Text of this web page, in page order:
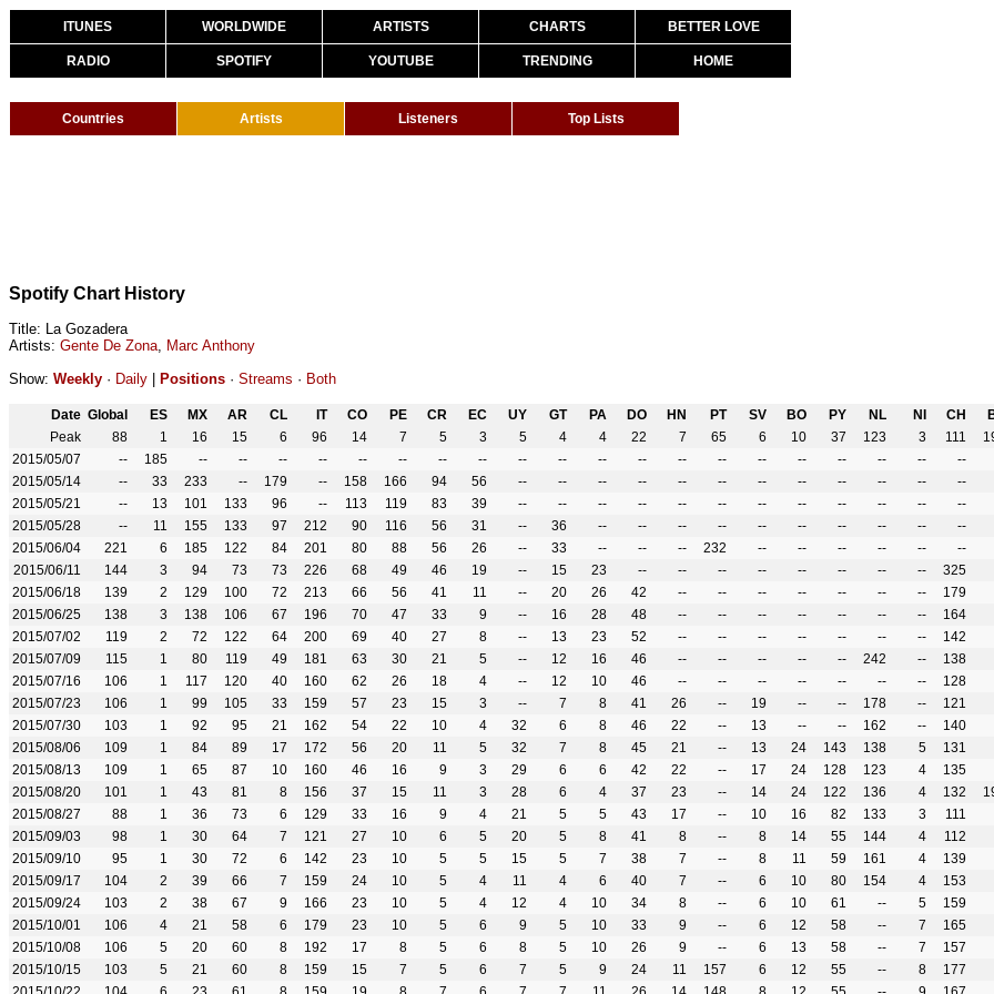
ITUNES WORLDWIDE ARTISTS CHARTS BETTER LOVE
RADIO SPOTIFY YOUTUBE TRENDING HOME
Countries Artists Listeners Top Lists
Spotify Chart History
Title: La Gozadera
Artists: Gente De Zona, Marc Anthony
Show: Weekly · Daily Positions · Streams · Both
Date Global ES MX AR CL IT CO PE CR EC UY GT PA DO HN PT SV BO PY NL NI CH
Peak
88 1 16 15 6 96 14 7 5 3 5 4 4 22 7 65 6 10 37 123 3 111
2015/05/07
-- 185 -- -- -- -- -- -- -- -- -- -- -- -- -- -- -- -- -- -- -- --
2015/05/14
-- 33 233 -- 179 -- 158 166 94 56 -- -- -- -- -- -- -- -- -- -- -- --
2015/05/21
-- 13 101 133 96 -- 113 119 83 39 -- -- -- -- -- -- -- -- -- -- -- --
2015/05/28
-- 11 155 133 97 212 90 116 56 31 -- 36 -- -- -- -- -- -- -- -- -- --
2015/06/04
221 6 185 122 84 201 80 88 56 26 -- 33 -- -- -- 232 -- -- -- -- -- --
2015/06/11
144 3 94 73 73 226 68 49 46 19 -- 15 23 -- -- -- -- -- -- -- -- 325
2015/06/18
139 2 129 100 72 213 66 56 41 11 -- 20 26 42 -- -- -- -- -- -- -- 179
2015/06/25
138 3 138 106 67 196 70 47 33 9 -- 16 28 48 -- -- -- -- -- -- -- 164
2015/07/02
119 2 72 122 64 200 69 40 27 8 -- 13 23 52 -- -- -- -- -- -- -- 142
2015/07/09
115 1 80 119 49 181 63 30 21 5 -- 12 16 46 -- -- -- -- -- 242 -- 138
2015/07/16
106 1 117 120 40 160 62 26 18 4 -- 12 10 46 -- -- -- -- -- -- -- 128
2015/07/23
106 1 99 105 33 159 57 23 15 3 -- 7 8 41 26 -- 19 -- -- 178 -- 121
2015/07/30
103 1 92 95 21 162 54 22 10 4 32 6 8 46 22 -- 13 -- -- 162 -- 140
2015/08/06
109 1 84 89 17 172 56 20 11 5 32 7 8 45 21 -- 13 24 143 138 5 131
2015/08/13
109 1 65 87 10 160 46 16 9 3 29 6 6 42 22 -- 17 24 128 123 4 135
2015/08/20
101 1 43 81 8 156 37 15 11 3 28 6 4 37 23 -- 14 24 122 136 4 132
2015/08/27
88 1 36 73 6 129 33 16 9 4 21 5 5 43 17 -- 10 16 82 133 3 111
2015/09/03
98 1 30 64 7 121 27 10 6 5 20 5 8 41 8 -- 8 14 55 144 4 112
2015/09/10
95 1 30 72 6 142 23 10 5 5 15 5 7 38 7 -- 8 11 59 161 4 139
2015/09/17
104 2 39 66 7 159 24 10 5 4 11 4 6 40 7 -- 6 10 80 154 4 153
2015/09/24
103 2 38 67 9 166 23 10 5 4 12 4 10 34 8 -- 6 10 61 -- 5 159
2015/10/01
106 4 21 58 6 179 23 10 5 6 9 5 10 33 9 -- 6 12 58 -- 7 165
2015/10/08
106 5 20 60 8 192 17 8 5 6 8 5 10 26 9 -- 6 13 58 -- 7 157
2015/10/15
103 5 21 60 8 159 15 7 5 6 7 5 9 24 11 157 6 12 55 -- 8 177